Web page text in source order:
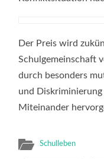
Der Preis wird
Schulgemeinschaft
durch besonders
und
Miteinander
Schulleben